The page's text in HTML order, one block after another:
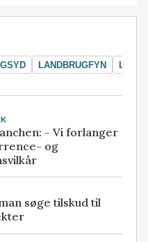
LANDBRUGFYN
- Vi forlanger
og
søge tilskud til